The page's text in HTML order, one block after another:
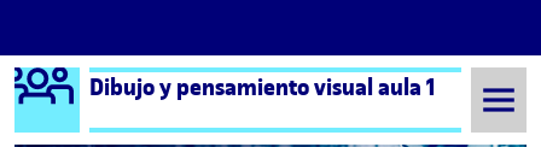
Saltar al contenido
Logo Ágora
Dibujo y pensamiento visual aula 1